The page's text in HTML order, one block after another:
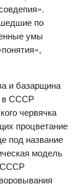
по
умы
и базарщина
в СССР
червячка
процветание
под название
модель
СССР